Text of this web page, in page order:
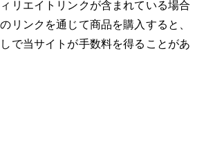
リエイトリンクが含まれている場合
リンクを通じて商品を購入すると、
で当サイトが手数料を得ることがあ